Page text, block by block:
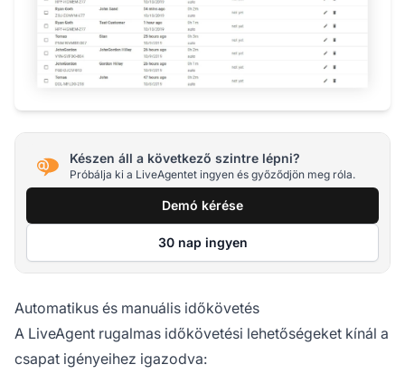
Készen áll a következő szintre lépni?
Próbálja ki a LiveAgentet ingyen és győződjön meg róla.
Demó kérése
30 nap ingyen
Automatikus és manuális időkövetés
A LiveAgent rugalmas időkövetési lehetőségeket kínál a
csapat igényeihez igazodva: